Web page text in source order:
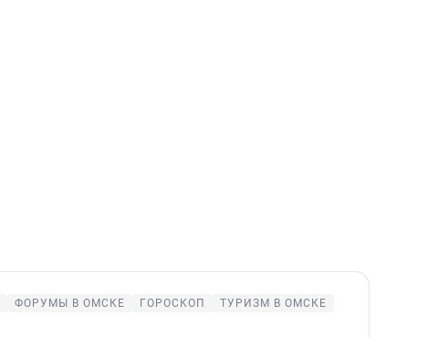
ФОРУМЫ В ОМСКЕ ГОРОСКОП
ТУРИЗМ В ОМСКЕ